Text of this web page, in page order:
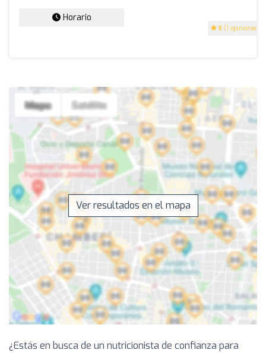
5 (1 opiniones)
Horario
Ver resultados en el mapa
¿Estás en busca de un nutricionista de confianza para